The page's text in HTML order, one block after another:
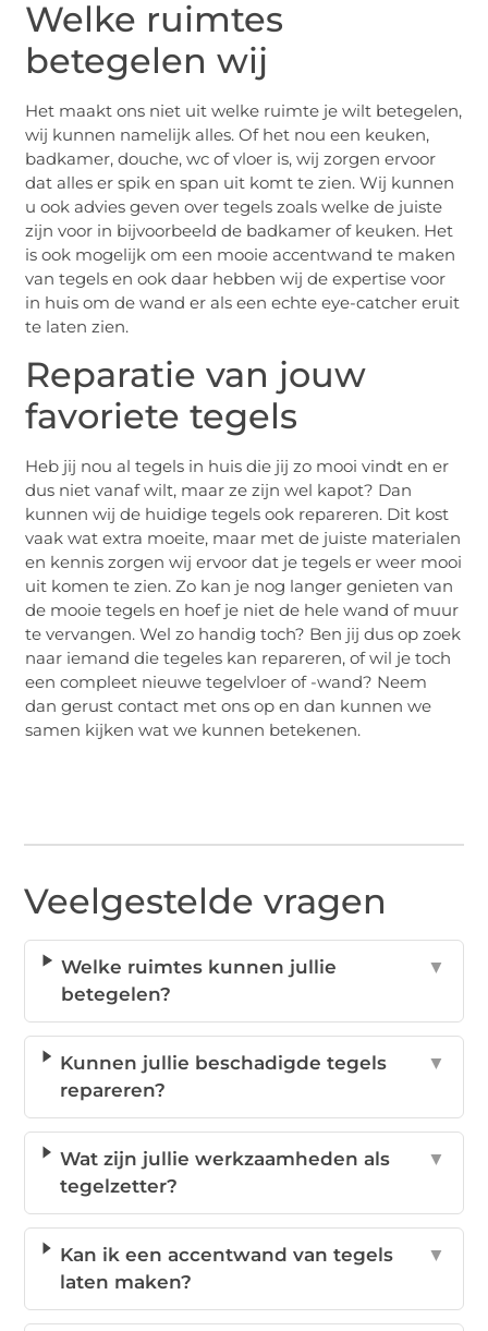
Welke ruimtes
betegelen wij
Het maakt ons niet uit welke ruimte je wilt betegelen,
wij kunnen namelijk alles. Of het nou een keuken,
badkamer, douche, wc of vloer is, wij zorgen ervoor
dat alles er spik en span uit komt te zien. Wij kunnen
u ook advies geven over tegels zoals welke de juiste
zijn voor in bijvoorbeeld de badkamer of keuken. Het
is ook mogelijk om een mooie accentwand te maken
van tegels en ook daar hebben wij de expertise voor
in huis om de wand er als een echte eye-catcher eruit
te laten zien.
Reparatie van jouw
favoriete tegels
Heb jij nou al tegels in huis die jij zo mooi vindt en er
dus niet vanaf wilt, maar ze zijn wel kapot? Dan
kunnen wij de huidige tegels ook repareren. Dit kost
vaak wat extra moeite, maar met de juiste materialen
en kennis zorgen wij ervoor dat je tegels er weer mooi
uit komen te zien. Zo kan je nog langer genieten van
de mooie tegels en hoef je niet de hele wand of muur
te vervangen. Wel zo handig toch? Ben jij dus op zoek
naar iemand die tegeles kan repareren, of wil je toch
een compleet nieuwe tegelvloer of -wand? Neem
dan gerust contact met ons op en dan kunnen we
samen kijken wat we kunnen betekenen.
Veelgestelde vragen
Welke ruimtes kunnen jullie
betegelen?
▼
Kunnen jullie beschadigde tegels
repareren?
▼
Wat zijn jullie werkzaamheden als
tegelzetter?
▼
Kan ik een accentwand van tegels
laten maken?
▼